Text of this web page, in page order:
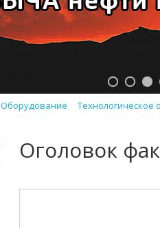
Оборудование Технологическое
Оголовок